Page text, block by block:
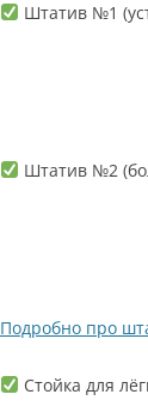
Штатив №1
Штатив №2
Подробно про
Стойка для